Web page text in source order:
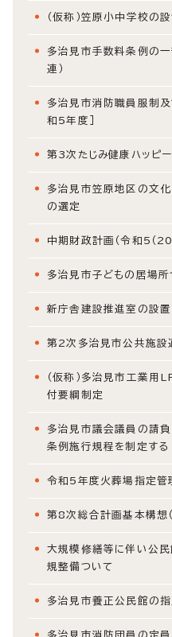
（仮称）笠原小中学校の
多治見市手数料条例の一
連）
多治見市消防職員服制
和5年度］
第3次たじみ健康ハッピ
多治見市笠原地区の文
の選定
中期財政計画（令和5（
多治見市子どもの居場
新庁舎建設推進室の設置
第2次多治見市公共施設
（仮称）多治見市工業用
付要綱制定
多治見市議会議員の請
条例施行規程を制定する
令和5年度火葬場指定管
第8次総合計画基本構想（
大規模修繕等に伴い公民
規整備ついて
多治見市養正公民館の
多治見市消防団員の定員